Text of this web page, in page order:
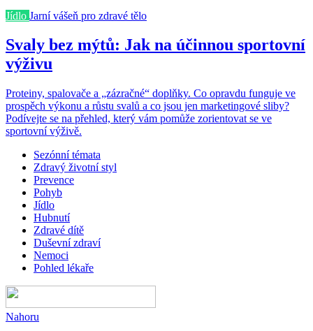
Jídlo Jarní vášeň pro zdravé tělo
Svaly bez mýtů: Jak na účinnou sportovní
výživu
Proteiny, spalovače a „zázračné“ doplňky. Co opravdu funguje ve
prospěch výkonu a růstu svalů a co jsou jen marketingové sliby?
Podívejte se na přehled, který vám pomůže zorientovat se ve
sportovní výživě.
Sezónní témata
Zdravý životní styl
Prevence
Pohyb
Jídlo
Hubnutí
Zdravé dítě
Duševní zdraví
Nemoci
Pohled lékaře
Nahoru